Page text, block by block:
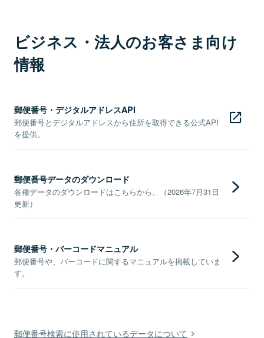
ビジネス・法人のお客さま向け
情報
郵便番号・デジタルアドレスAPI
郵便番号とデジタルアドレスから住所を取得できる公式API
を提供。
郵便番号データのダウンロード
各種データのダウンロードはこちらから。（2026年7月31日
更新）
郵便番号・バーコードマニュアル
郵便番号や、バーコードに関するマニュアルを掲載していま
す。
郵便番号検索に使用されているデータについて